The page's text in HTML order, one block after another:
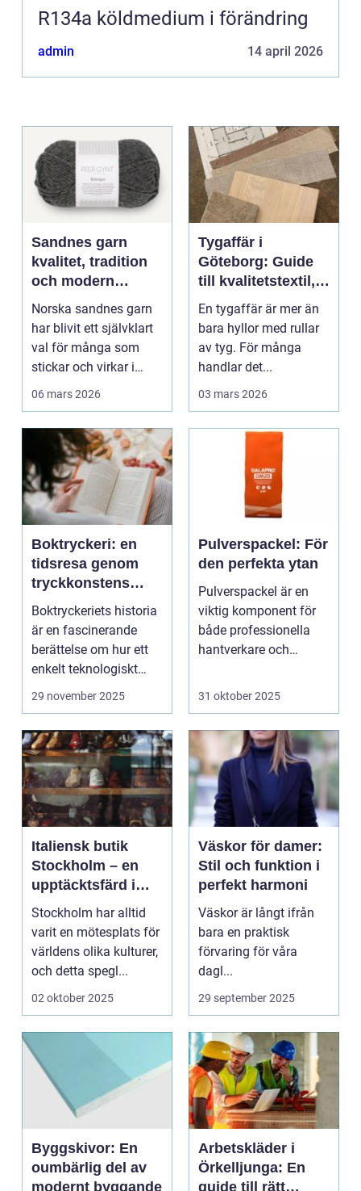
R134a köldmedium i förändring
admin 14 april 2026
Sandnes garn
kvalitet, tradition
och modern
stickglädje
Norska sandnes garn
har blivit ett självklart
val för många som
stickar och virkar i
Sverige. Kombin...
06 mars 2026
Tygaffär i
Göteborg: Guide
till kvalitetstextil,
sömnad och
inredning
En tygaffär är mer än
bara hyllor med rullar
av tyg. För många
handlar det...
03 mars 2026
Boktryckeri: en
tidsresa genom
tryckkonstens
värld
Boktryckeriets historia
är en fascinerande
berättelse om hur ett
enkelt teknologiskt
genom...
29 november 2025
Pulverspackel: För
den perfekta ytan
Pulverspackel är en
viktig komponent för
både professionella
hantverkare och
31 oktober 2025
Italiensk butik
Stockholm – en
upptäcktsfärd i
kvalitet och
hantverk
Stockholm har alltid
varit en mötesplats för
världens olika kulturer,
och detta spegl...
02 oktober 2025
Väskor för damer:
Stil och funktion i
perfekt harmoni
Väskor är långt ifrån
bara en praktisk
förvaring för våra
dagl...
29 september 2025
Byggskivor: En
oumbärlig del av
modernt byggande
Arbetskläder i
Örkelljunga: En
guide till rätt